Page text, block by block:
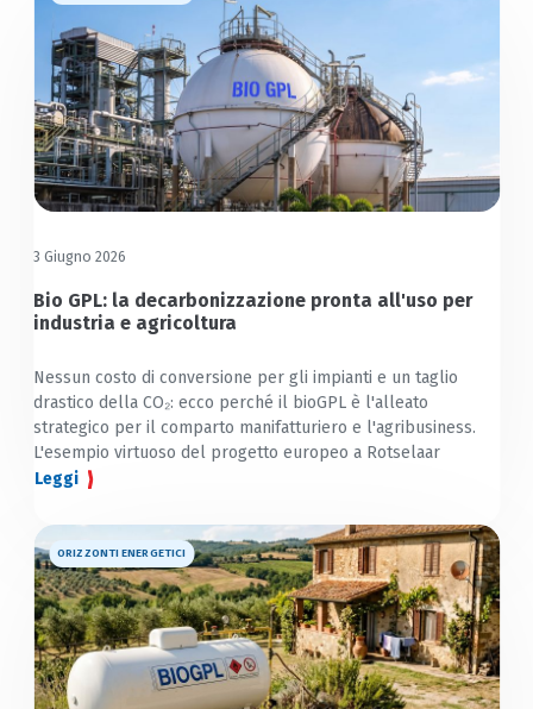
3 Giugno 2026
Bio GPL: la decarbonizzazione pronta all'uso per
industria e agricoltura
Nessun costo di conversione per gli impianti e un taglio
drastico della CO₂: ecco perché il bioGPL è l'alleato
strategico per il comparto manifatturiero e l'agribusiness.
L'esempio virtuoso del progetto europeo a Rotselaar
Leggi
ORIZZONTI ENERGETICI